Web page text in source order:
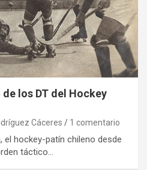
los DT del Hockey
Cáceres 1 comentario
el hockey-patín chileno desde
táctico…